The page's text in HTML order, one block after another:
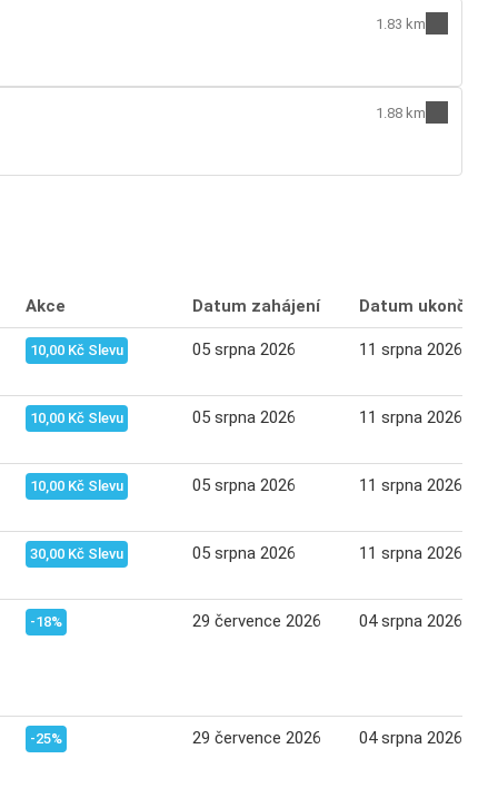
1.83 km
1.88 km
Akce Datum zahájení Datum ukončení
10,00 Kč Slevu 05 srpna 2026 11 srpna 2026
10,00 Kč Slevu 05 srpna 2026 11 srpna 2026
10,00 Kč Slevu 05 srpna 2026 11 srpna 2026
30,00 Kč Slevu 05 srpna 2026 11 srpna 2026
-18% 29 července 2026 04 srpna 2026
-25% 29 července 2026 04 srpna 2026